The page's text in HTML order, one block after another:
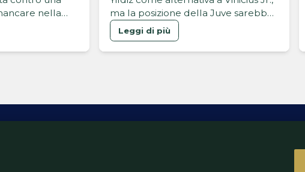
nella
ma la posizione della Juve sarebbe
fermissima
Leggi di più